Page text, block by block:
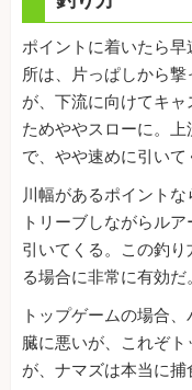
ポイントに着いたら
所は、片っぱしから
が、下流に向けてキ
ためややスローに。
で、やや速めに引いて
川幅があるポイント
トリーブしながらル
引いてくる。この釣
る場合に非常に有効だ。
トップゲームの場合
臓に悪いが、これぞ
が、ナマズは本当に